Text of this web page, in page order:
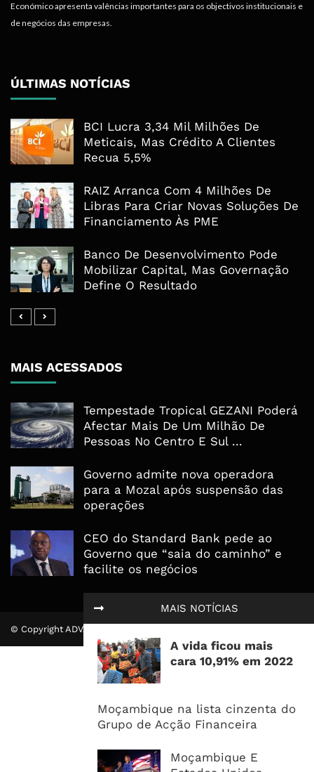
MAIS NOTÍCIAS
A vida ficou mais
cara 10,91% em 2022
Moçambique na lista cinzenta do
Grupo de Acção Financeira
Moçambique E
Económico apresenta valências importantes para os objectivos institucionais e
de negócios das empresas.
ÚLTIMAS NOTÍCIAS
BCI Lucra 3,34 Mil Milhões De
Meticais, Mas Crédito A Clientes
Recua 5,5%
RAIZ Arranca Com 4 Milhões De
Libras Para Criar Novas Soluções De
Financiamento Às PME
Banco De Desenvolvimento Pode
Mobilizar Capital, Mas Governação
Define O Resultado
MAIS ACESSADOS
Tempestade Tropical GEZANI Poderá
Afectar Mais De Um Milhão De
Pessoas No Centro E Sul ...
Governo admite nova operadora
para a Mozal após suspensão das
operações
CEO do Standard Bank pede ao
Governo que “saia do caminho” e
facilite os negócios
© Copyright ADVALUE. Todos Direitos Reservados.